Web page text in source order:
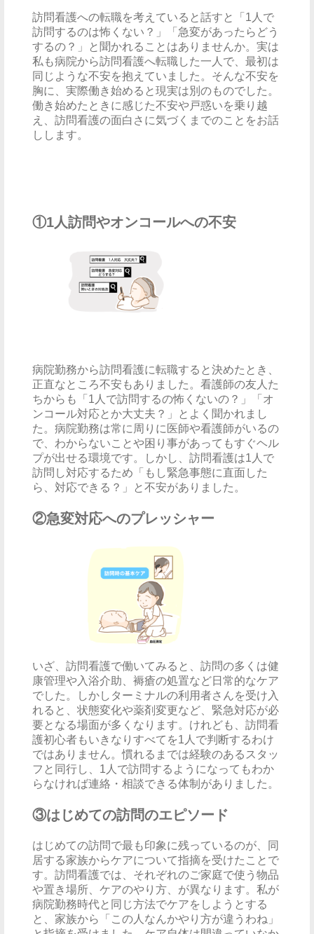
訪問看護への転職を考えていると話すと「1人で
訪問するのは怖くない？」「急変があったらどう
するの？」と聞かれることはありませんか。実は
私も病院から訪問看護へ転職した一人で、最初は
同じような不安を抱えていました。そんな不安を
胸に、実際働き始めると現実は別のものでした。
働き始めたときに感じた不安や戸惑いを乗り越
え、訪問看護の面白さに気づくまでのことをお話
しします。
①1人訪問やオンコールへの不安
病院勤務から訪問看護に転職すると決めたとき、
正直なところ不安もありました。看護師の友人た
ちからも「1人で訪問するの怖くないの？」「オ
ンコール対応とか大丈夫？」とよく聞かれまし
た。病院勤務は常に周りに医師や看護師がいるの
で、わからないことや困り事があってもすぐヘル
プが出せる環境です。しかし、訪問看護は1人で
訪問し対応するため「もし緊急事態に直面した
ら、対応できる？」と不安がありました。
②急変対応へのプレッシャー
いざ、訪問看護で働いてみると、訪問の多くは健
康管理や入浴介助、褥瘡の処置など日常的なケア
でした。しかしターミナルの利用者さんを受け入
れると、状態変化や薬剤変更など、緊急対応が必
要となる場面が多くなります。けれども、訪問看
護初心者もいきなりすべてを1人で判断するわけ
ではありません。慣れるまでは経験のあるスタッ
フと同行し、1人で訪問するようになってもわか
らなければ連絡・相談できる体制がありました。
③はじめての訪問のエピソード
はじめての訪問で最も印象に残っているのが、同
居する家族からケアについて指摘を受けたことで
す。訪問看護では、それぞれのご家庭で使う物品
や置き場所、ケアのやり方、が異なります。私が
病院勤務時代と同じ方法でケアをしようとする
と、家族から「この人なんかやり方が違うわね」